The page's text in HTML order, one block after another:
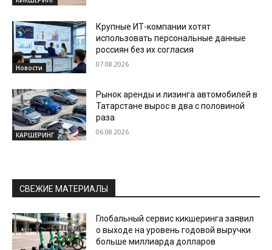
Новости
Крупные ИТ-компании хотят
использовать персональные данные
россиян без их согласия
07.08.2026
КАРШЕРИНГ
Рынок аренды и лизинга автомобилей в
Татарстане вырос в два с половиной
раза
06.08.2026
СВЕЖИЕ МАТЕРИАЛЫ
Глобальный сервис кикшеринга заявил
о выходе на уровень годовой выручки
больше миллиарда долларов